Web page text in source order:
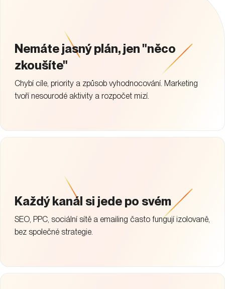
Nemáte jasný plán, jen "něco
zkoušíte"
Chybí cíle, priority a způsob vyhodnocování. Marketing
tvoří nesourodé aktivity a rozpočet mizí.
Každý kanál si jede po svém
SEO, PPC, sociální sítě a emailing často fungují izolovaně,
bez společné strategie.